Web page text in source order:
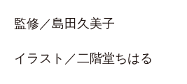
監修／島田久美子
イラスト／二階堂ちはる